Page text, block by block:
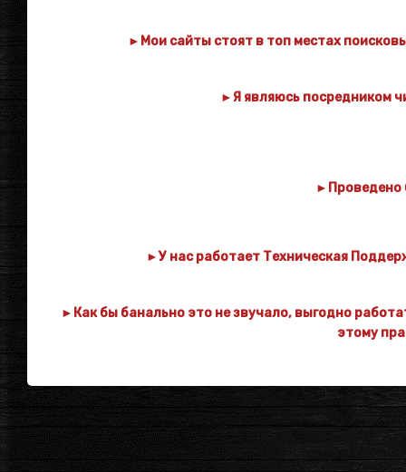
► Мои сайты стоят в топ местах
► Я являюсь посредником
► Проведено
►У нас работает Техническая
► Как бы банально это не звучало, выгодно
этому